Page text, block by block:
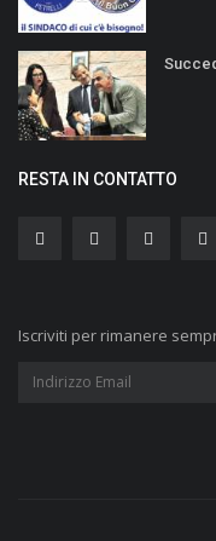
RESTA IN CONTATTO
Iscriviti per rimanere